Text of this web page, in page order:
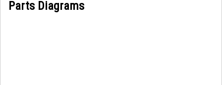
Parts Diagrams